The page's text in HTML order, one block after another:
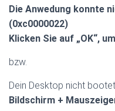
Die Anwedung konnte
(0xc0000022)
Klicken Sie auf „OK“,
bzw.
Dein Desktop nicht
Bildschirm +